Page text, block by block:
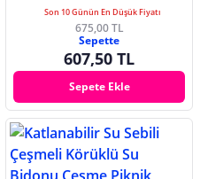
Son 10 Günün En Düşük Fiyatı
675,00 TL
Sepette
607,50 TL
Sepete Ekle